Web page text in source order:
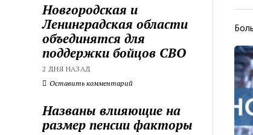
Новгородская и
Ленинградская области
объединятся для
поддержки бойцов СВО
2 ДНЯ НАЗАД
Оставить комментарий
Названы влияющие на
размер пенсии факторы